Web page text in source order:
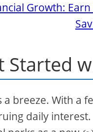
Growth:
Started
a breeze. With a
daily